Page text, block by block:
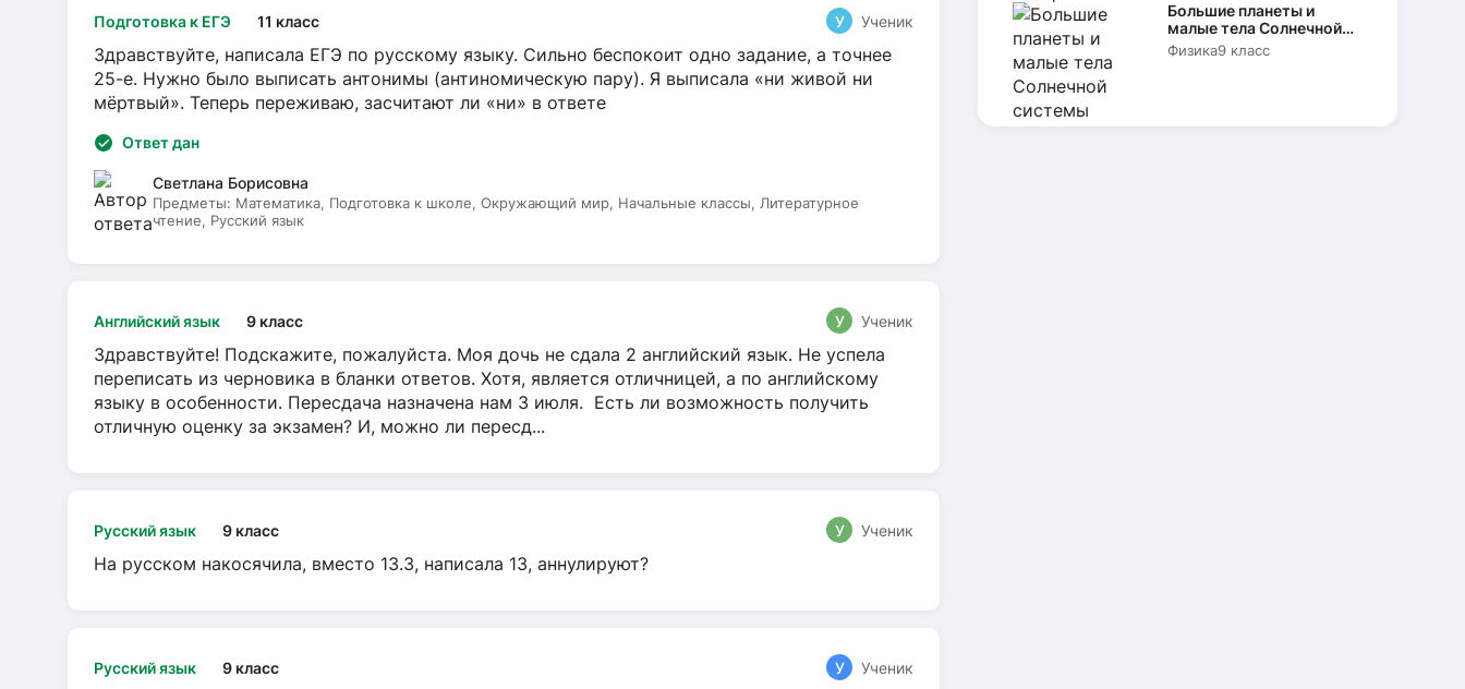
Большие планеты и
малые тела Солнечной
системы
Физика9 класс
Подготовка к ЕГЭ 11 класс У Ученик
Здравствуйте, написала ЕГЭ по русскому языку. Сильно беспокоит одно задание, а точнее
25-е. Нужно было выписать антонимы (антиномическую пару). Я выписала «ни живой ни
мёртвый». Теперь переживаю, засчитают ли «ни» в ответе
Ответ дан
Светлана Борисовна
Предметы: Математика, Подготовка к школе, Окружающий мир, Начальные классы, Литературное
чтение, Русский язык
Английский язык 9 класс У Ученик
Здравствуйте! Подскажите, пожалуйста. Моя дочь не сдала 2 английский язык. Не успела
переписать из черновика в бланки ответов. Хотя, является отличницей, а по английскому
языку в особенности. Пересдача назначена нам 3 июля. Есть ли возможность получить
отличную оценку за экзамен? И, можно ли пересд...
Русский язык 9 класс У Ученик
На русском накосячила, вместо 13.3, написала 13, аннулируют?
Русский язык 9 класс У Ученик